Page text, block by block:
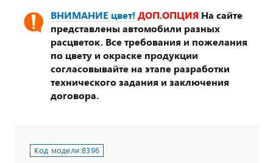
ВНИМАНИЕ цвет! ДОП.ОПЦИЯ На сайте
представлены автомобили разных
расцветок. Все требования и пожелания
по цвету и окраске продукции
согласовывайте на этапе разработки
технического задания и заключения
договора.
Код модели:8396